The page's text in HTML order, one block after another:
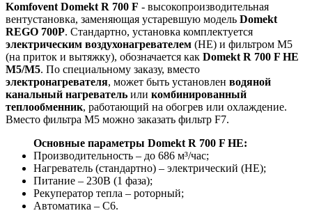
Komfovent Domekt R 700 F - высокопроизводительная
вентустановка, заменяющая устаревшую модель Domekt
REGO 700P. Стандартно, установка комплектуется
электрическим воздухонагревателем (НЕ) и фильтром M5
(на приток и вытяжку), обозначается как Domekt R 700 F HE
M5/M5. По специальному заказу, вместо
электронагревателя, может быть установлен водяной
канальный нагреватель или комбинированный
теплообменник, работающий на обогрев или охлаждение.
Вместо фильтра M5 можно заказать фильтр F7.
Основные параметры Domekt R 700 F HE:
Производительность – до 686 м³/час;
Нагреватель (стандартно) – электрический (НЕ);
Питание – 230В (1 фаза);
Рекуператор тепла – роторный;
Автоматика – С6.